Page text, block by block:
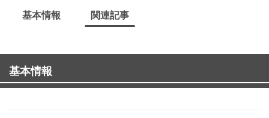
基本情報 関連記事
基本情報